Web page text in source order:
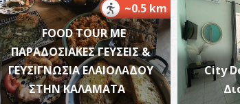
Φαρμακείο Κόντου Θ.
ΦΑΡΜΑΚΕΙΑ
~0.5 km
FOOD TOUR ΜΕ
ΠΑΡΑΔΟΣΙΑΚΕΣ ΓΕΥΣΕΙΣ &
ΓΕΥΣΙΓΝΩΣΙΑ ΕΛΑΙΟΛΑΔΟΥ
ΣΤΗΝ ΚΑΛΑΜΑΤΑ
City